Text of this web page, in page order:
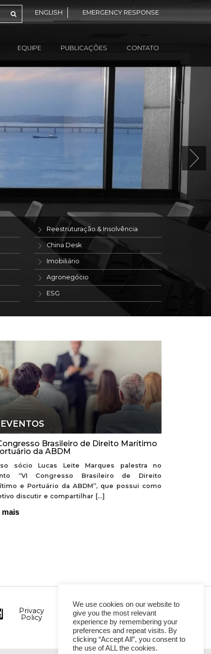
ENGLISH EMERGENCY RESPONSE
EQUIPE PUBLICAÇÕES CONTATO
Reestruturação & Insolvência
China Desk
Imobiliário
Agronegócio
ESG
EVENTOS
Brasileiro de Direito Marítimo
da ABDM
sócio Lucas Leite Marques palestra no
“VI Congresso Brasileiro de Direito
e Portuário da ABDM”, que possui como
discutir e compartilhar […]
mais
Privacy
Policy
We use cookies on our website to
give you the most relevant
experience by remembering your
preferences and repeat visits. By
clicking “Accept All”, you consent to
the use of ALL the cookies.